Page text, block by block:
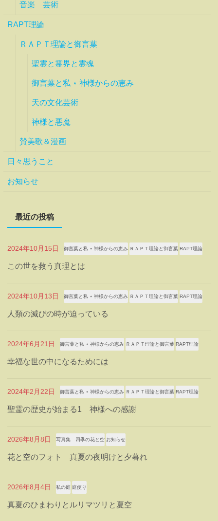
音楽 芸術
RAPT理論
ＲＡＰＴ理論と御言葉
聖霊と霊界と霊魂
御言葉と私 ⋆ 神様からの恵み
天の文化芸術
神様と悪魔
賛美歌＆漫画
日々思うこと
お知らせ
最近の投稿
2024年10月15日 御言葉と私 ⋆ 神様からの恵み ＲＡＰＴ理論と御言葉 RAPT理論
この世を救う真理とは
2024年10月13日 御言葉と私 ⋆ 神様からの恵み ＲＡＰＴ理論と御言葉 RAPT理論
人類の滅びの時が迫っている
2024年6月21日 御言葉と私 ⋆ 神様からの恵み ＲＡＰＴ理論と御言葉 RAPT理論
幸福な世の中になるためには
2024年2月22日 御言葉と私 ⋆ 神様からの恵み ＲＡＰＴ理論と御言葉 RAPT理論
聖霊の歴史が始まる1 神様への感謝
2026年8月8日 写真集 四季の花と空 お知らせ
花と空のフォト 真夏の夜明けと夕暮れ
2026年8月4日 私の庭 庭便り
真夏のひまわりとルリマツリと夏空